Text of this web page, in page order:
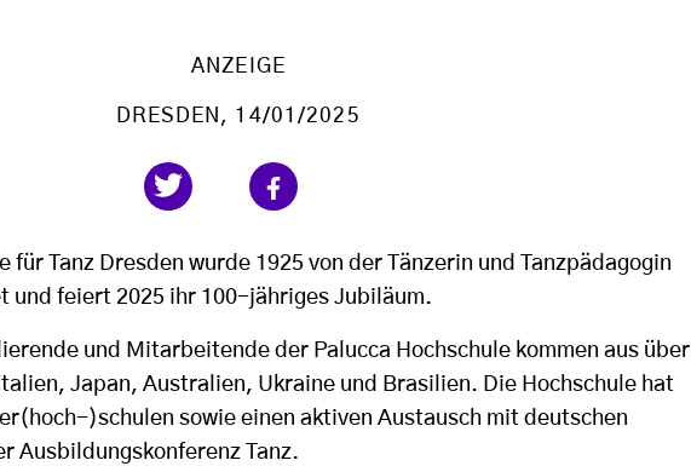
ANZEIGE
DRESDEN , 14/01/2025
für Tanz Dresden wurde 1925 von der Tänzerin und Tanzpädagogin
und feiert 2025 ihr 100-jähriges Jubiläum.
und Mitarbeitende der Palucca Hochschule kommen aus über
Japan, Australien, Ukraine und Brasilien. Die Hochschule hat
)schulen sowie einen aktiven Austausch mit deutschen
Ausbildungskonferenz Tanz.